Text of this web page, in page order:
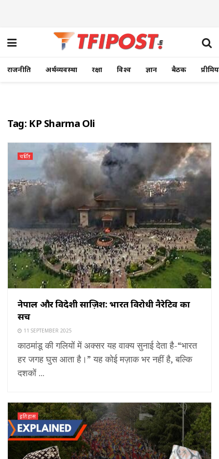
राजनीति अर्थव्यवस्था रक्षा विश्व ज्ञान बैठक
Tag: KP Sharma Oli
चर्चित
नेपाल और विदेशी साज़िश: भारत विरोधी नैरेटिव का
सच
11 SEPTEMBER 2025
काठमांडू की गलियों में अक्सर यह वाक्य सुनाई देता है-“भारत
हर जगह घुस आता है।” यह कोई मज़ाक भर नहीं है, बल्कि
दशकों ...
इतिहास